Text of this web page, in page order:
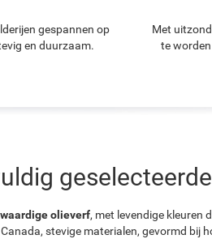
gespannen op
en duurzaam.
Met
te
olieverf, met levendige kleuren
stevige materialen, gevormd bij